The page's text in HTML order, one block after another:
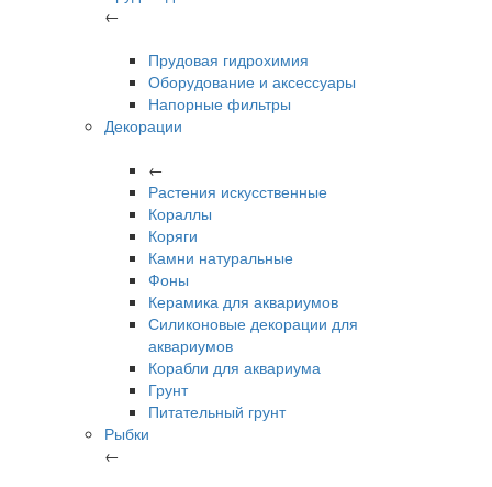
←
Прудовая гидрохимия
Оборудование и аксессуары
Напорные фильтры
Декорации
←
Растения искусственные
Кораллы
Коряги
Камни натуральные
Фоны
Керамика для аквариумов
Силиконовые декорации для
аквариумов
Корабли для аквариума
Грунт
Питательный грунт
Рыбки
←